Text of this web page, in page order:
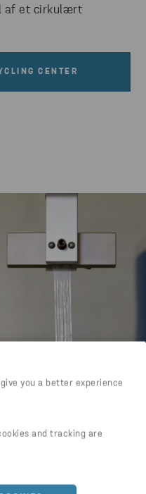
you a better experience
and tracking are
af et cirkulært
CENTER